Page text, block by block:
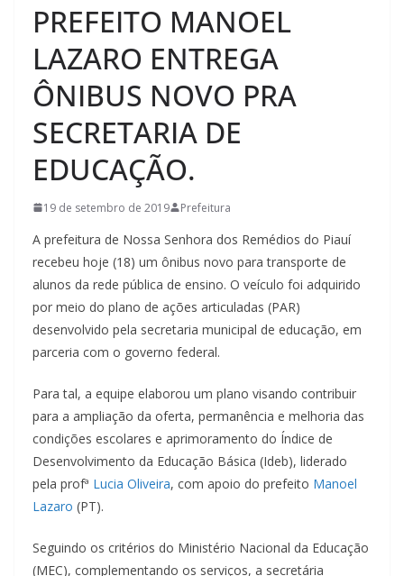
PREFEITO MANOEL
LAZARO ENTREGA
ÔNIBUS NOVO PRA
SECRETARIA DE
EDUCAÇÃO.
19 de setembro de 2019 Prefeitura
A prefeitura de Nossa Senhora dos Remédios do Piauí
recebeu hoje (18) um ônibus novo para transporte de
alunos da rede pública de ensino. O veículo foi adquirido
por meio do plano de ações articuladas (PAR)
desenvolvido pela secretaria municipal de educação, em
parceria com o governo federal.
Para tal, a equipe elaborou um plano visando contribuir
para a ampliação da oferta, permanência e melhoria das
condições escolares e aprimoramento do Índice de
Desenvolvimento da Educação Básica (Ideb), liderado
pela profª Lucia Oliveira, com apoio do prefeito Manoel
Lazaro (PT).
Seguindo os critérios do Ministério Nacional da Educação
(MEC), complementando os serviços, a secretária